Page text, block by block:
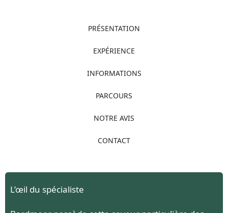
PRÉSENTATION
EXPÉRIENCE
INFORMATIONS
PARCOURS
NOTRE AVIS
CONTACT
L’œil du spécialiste